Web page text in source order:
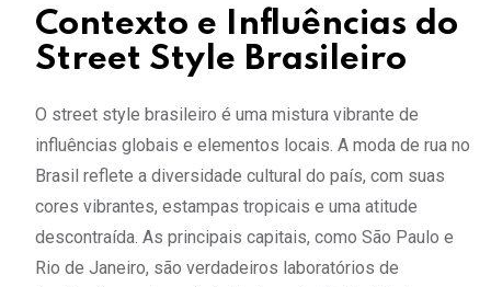
Contexto e Influências do
Street Style Brasileiro
O street style brasileiro é uma mistura vibrante de
influências globais e elementos locais. A moda de rua no
Brasil reflete a diversidade cultural do país, com suas
cores vibrantes, estampas tropicais e uma atitude
descontraída. As principais capitais, como São Paulo e
Rio de Janeiro, são verdadeiros laboratórios de